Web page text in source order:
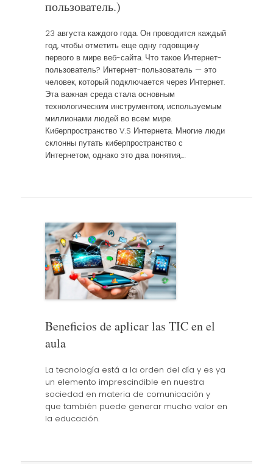
пользователь.)
23 августа каждого года. Он проводится каждый
год, чтобы отметить еще одну годовщину
первого в мире веб-сайта. Что такое Интернет-
пользователь? Интернет-пользователь — это
человек, который подключается через Интернет.
Эта важная среда стала основным
технологическим инструментом, используемым
миллионами людей во всем мире.
Киберпространство V.S Интернета. Многие люди
склонны путать киберпространство с
Интернетом, однако это два понятия,…
Beneficios de aplicar las TIC en el
aula
La tecnología está a la orden del día y es ya
un elemento imprescindible en nuestra
sociedad en materia de comunicación y
que también puede generar mucho valor en
la educación.